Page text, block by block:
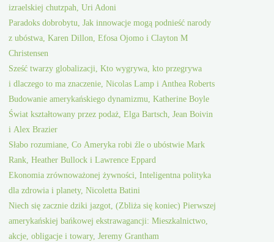
izraelskiej chutzpah, Uri Adoni
Paradoks dobrobytu, Jak innowacje mogą podnieść narody
z ubóstwa, Karen Dillon, Efosa Ojomo i Clayton M
Christensen
Sześć twarzy globalizacji, Kto wygrywa, kto przegrywa
i dlaczego to ma znaczenie, Nicolas Lamp i Anthea Roberts
Budowanie amerykańskiego dynamizmu, Katherine Boyle
Świat kształtowany przez podaż, Elga Bartsch, Jean Boivin
i Alex Brazier
Słabo rozumiane, Co Ameryka robi źle o ubóstwie Mark
Rank, Heather Bullock i Lawrence Eppard
Ekonomia zrównoważonej żywności, Inteligentna polityka
dla zdrowia i planety, Nicoletta Batini
Niech się zacznie dziki jazgot, (Zbliża się koniec) Pierwszej
amerykańskiej bańkowej ekstrawagancji: Mieszkalnictwo,
akcje, obligacje i towary, Jeremy Grantham